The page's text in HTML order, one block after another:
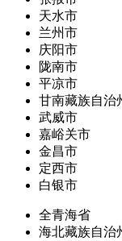
天水市
兰州市
庆阳市
陇南市
平凉市
甘南藏族自治
武威市
嘉峪关市
金昌市
定西市
白银市
全青海省
海北藏族自治